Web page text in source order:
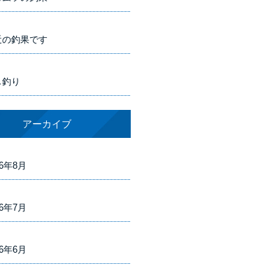
の釣果です
り
アーカイブ
年8月
年7月
年6月